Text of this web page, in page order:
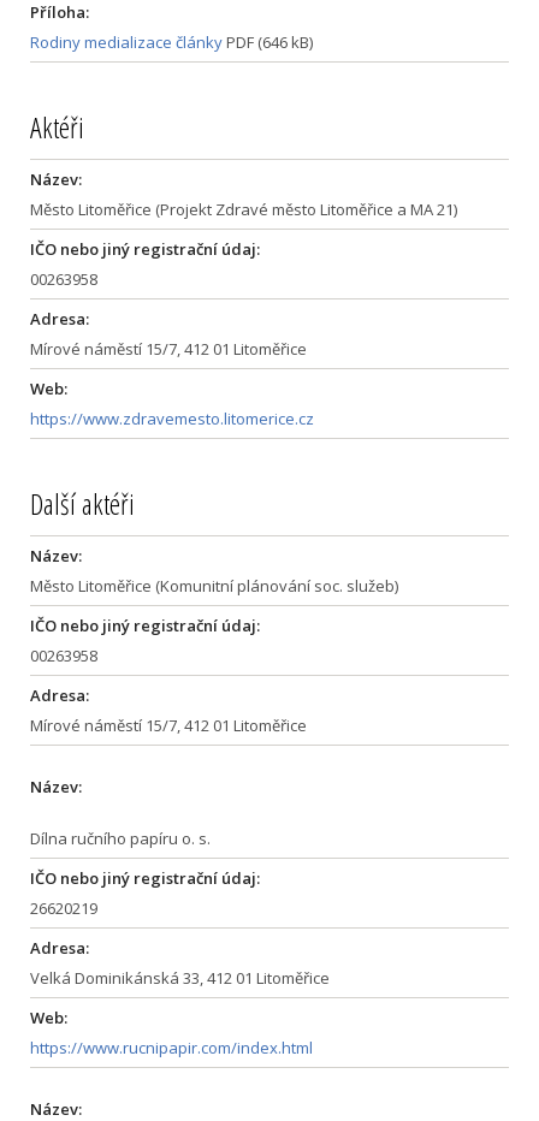
Příloha:
Rodiny medializace článkyPDF (646 kB)
Aktéři
Název:
Město Litoměřice (Projekt Zdravé město Litoměřice a MA 21)
IČO nebo jiný registrační údaj:
00263958
Adresa:
Mírové náměstí 15/7, 412 01 Litoměřice
Web:
https://www.zdravemesto.litomerice.cz
Další aktéři
Název:
Město Litoměřice (Komunitní plánování soc. služeb)
IČO nebo jiný registrační údaj:
00263958
Adresa:
Mírové náměstí 15/7, 412 01 Litoměřice
Název:
Dílna ručního papíru o. s.
IČO nebo jiný registrační údaj:
26620219
Adresa:
Velká Dominikánská 33, 412 01 Litoměřice
Web:
https://www.rucnipapir.com/index.html
Název: